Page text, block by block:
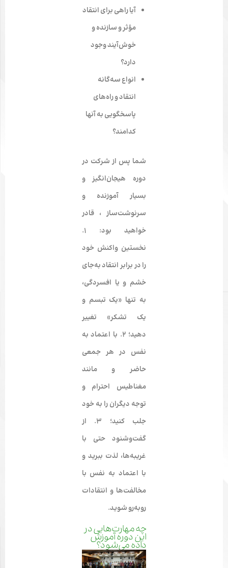
آیا راهی برای انتقاد
مؤثر و سازنده و
خوش‌آیند وجود
دارد؟
انواع سه‌گانه
انتقاد و راه‌های
پاسخگویی به آنها
کدامند؟
شما پس از شرکت در
دوره هیجان‌انگیز و
بسیار آموزنده و
سرنوشت‌ساز ، قادر
خواهید بود: ۱.
نخستین واکنش خود
را در برابر انتقاد به‌جای
خشم و یا افسردگی،
به تنها «یک تبسم و
یک تشکر» تغییر
دهید؛ ۲. با اعتماد به
نفس در هر جمعی
حاضر و مانند
مغناطیس احترام و
توجه دیگران را به خود
جلب کنید؛ ۳. از
گفت‌وشنود حتی با
غریبه‌ها، لذت ببرید و
با اعتماد به نفس با
مخالفت‌ها و انتقادات
رو‌به‌رو ‌شوید.
چه مهارت‌هایی در
این دوره آموزش
داده می‌شود؟